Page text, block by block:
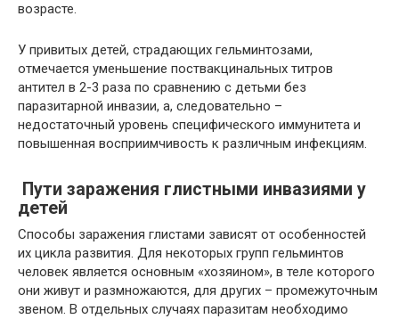
возрасте.
У привитых детей, страдающих гельминтозами,
отмечается уменьшение поствакцинальных титров
антител в 2-3 раза по сравнению с детьми без
паразитарной инвазии, а, следовательно –
недостаточный уровень специфического иммунитета и
повышенная восприимчивость к различным инфекциям.
Пути заражения глистными инвазиями у
детей
Способы заражения глистами зависят от особенностей
их цикла развития. Для некоторых групп гельминтов
человек является основным «хозяином», в теле которого
они живут и размножаются, для других – промежуточным
звеном. В отдельных случаях паразитам необходимо